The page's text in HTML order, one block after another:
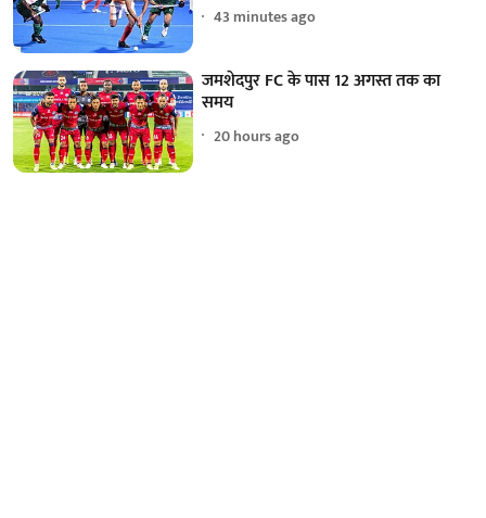
43 minutes ago
जमशेदपुर FC के पास 12 अगस्त तक का
समय
20 hours ago